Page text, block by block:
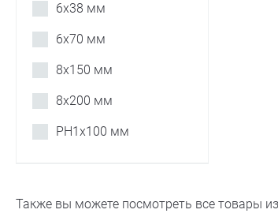
6х38 мм
6х70 мм
8х150 мм
8х200 мм
PH1х100 мм
Также вы можете посмотреть все товары из